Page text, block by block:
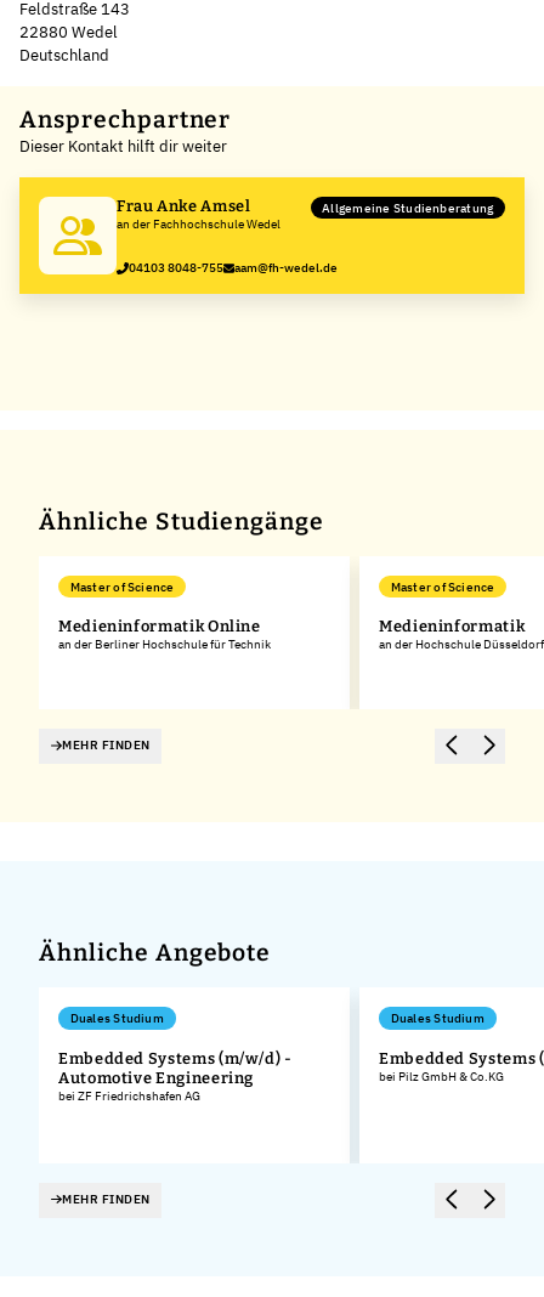
Feldstraße 143
22880 Wedel
Deutschland
+
−
Ansprechpartner
Dieser Kontakt hilft dir weiter
Frau Anke Amsel
an der Fachhochschule Wedel
Allgemeine Studienberatung
04103 8048-755 aam@fh-wedel.de
Ähnliche Studiengänge
Master of Science
Medieninformatik Online
an der Berliner Hochschule für Technik
Master of Science
Medieninformatik
an der Hochschule Düsseldorf
MEHR FINDEN
Ähnliche Angebote
Duales Studium
Embedded Systems (m/w/d) -
Automotive Engineering
bei ZF Friedrichshafen AG
Duales Studium
Embedded Systems
bei Pilz GmbH & Co.KG
MEHR FINDEN